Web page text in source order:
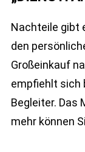
Nachteile gibt
den
Großeinkauf
empfiehlt sich
Begleiter. Das
mehr können